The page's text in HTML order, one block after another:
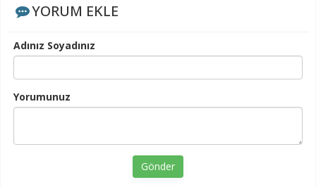
YORUM EKLE
Adınız Soyadınız
Yorumunuz
Gönder